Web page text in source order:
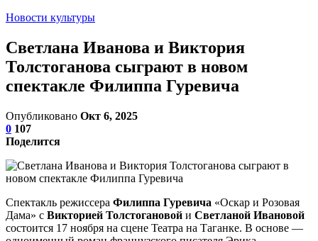
Новости культуры
Светлана Иванова и Виктория
Толстоганова сыграют в новом
спектакле Филиппа Гуревича
Опубликовано Окт 6, 2025
0 107
Поделится
Спектакль режиссера Филиппа Гуревича «Оскар и Розовая
Дама» с Викторией Толстогановой и Светланой Ивановой
состоится 17 ноября на сцене Театра на Таганке. В основе —